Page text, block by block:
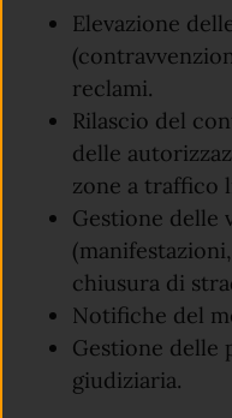
Elevazione
reclami.
Rilascio del
delle
zone a traffico
Gestione delle
chiusura di
Notifiche del
Gestione delle
giudiziaria.